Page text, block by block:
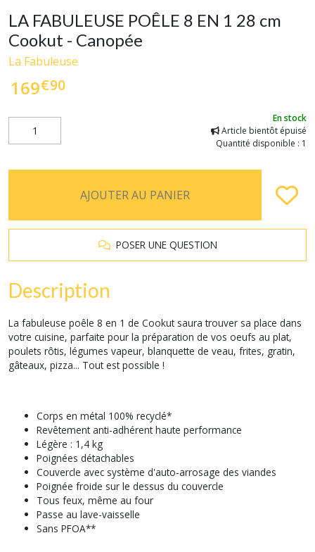
LA FABULEUSE POÊLE 8 EN 1 28 cm
Cookut - Canopée
La Fabuleuse
169€90
En stock
Article bientôt épuisé
Quantité disponible : 1
AJOUTER AU PANIER
POSER UNE QUESTION
Description
La fabuleuse poêle 8 en 1 de Cookut saura trouver sa place dans
votre cuisine, parfaite pour la préparation de vos oeufs au plat,
poulets rôtis, légumes vapeur, blanquette de veau, frites, gratin,
gâteaux, pizza... Tout est possible !
Corps en métal 100% recyclé*
Revêtement anti-adhérent haute performance
Légère : 1,4 kg
Poignées détachables
Couvercle avec système d'auto-arrosage des viandes
Poignée froide sur le dessus du couvercle
Tous feux, même au four
Passe au lave-vaisselle
Sans PFOA**